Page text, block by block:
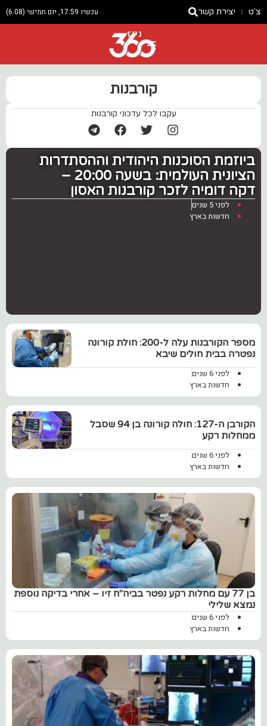
צ'ט יצירת קשר עכשיו 17:59, יום חמישי (6.08)
ניוז
קורבנות
עקבו לכל עדכוני קורבנות
ביוזמת הסוכנות היהודית וההסתדרות
הציונית העולמית: בשעה 20:00 –
דקה דומיה לזכר קורבנות האסון
לפני 5 שנים
חדשות בארץ
מספר הקורבנות עלה ל-200: חולת קורונה
נפטרה בבית חולים שיבא
לפני 6 שנים
חדשות בארץ
הקורבן ה-127: חולה קורונה בן 94 שסבל
ממחלות רקע
לפני 6 שנים
חדשות בארץ
בן 77 עם מחלות רקע נפטר בביה"ח זיו – אחרי בדיקה נוספת
נמצא שלילי
לפני 6 שנים
חדשות בארץ